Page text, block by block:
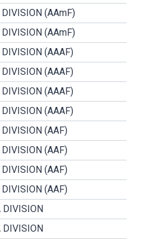
(AAmF)
(AAmF)
(AAAF)
(AAAF)
(AAAF)
(AAAF)
(AAF)
(AAF)
(AAF)
(AAF)
DIVISION
DIVISION